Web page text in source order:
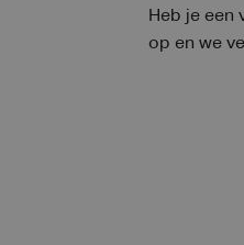
Heb je een
op en we